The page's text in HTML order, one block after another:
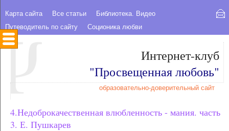
Карта сайта Все статьи
Библиотека. Видео
Путеводитель по сайту
Соционика любви
Интернет-клуб
"Просвещенная любовь"
образовательно-доверительный сайт
4.Недоброкачественная влюбленность - мания. часть
3. Е. Пушкарев